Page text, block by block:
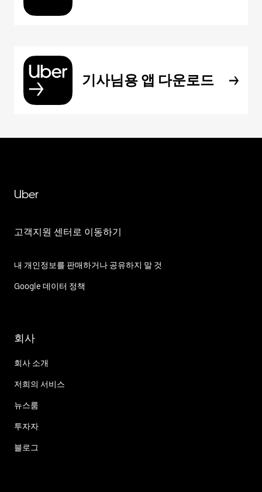
기사님용 앱 다운로드
Uber
고객지원 센터로 이동하기
내 개인정보를 판매하거나 공유하지 말 것
Google 데이터 정책
회사
회사 소개
저희의 서비스
뉴스룸
투자자
블로그